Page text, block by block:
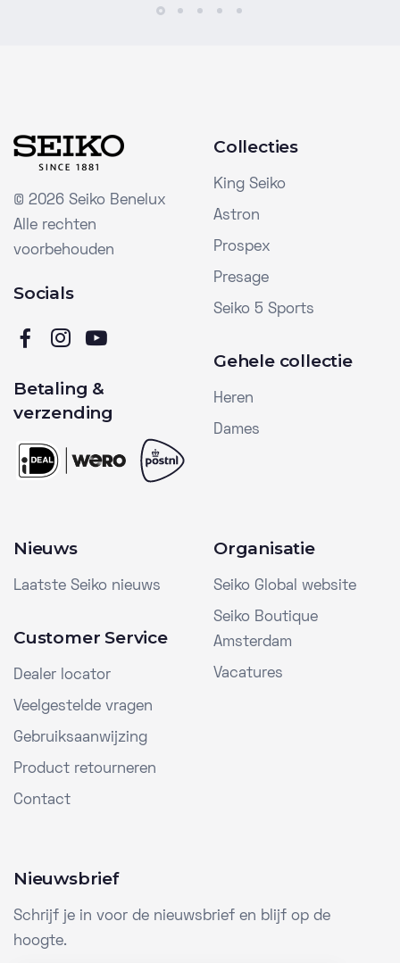
© 2026 Seiko Benelux
Alle rechten
voorbehouden
Socials
Betaling &
verzending
Collecties
King Seiko
Astron
Prospex
Presage
Seiko 5 Sports
Gehele collectie
Heren
Dames
Nieuws
Laatste Seiko nieuws
Customer Service
Dealer locator
Veelgestelde vragen
Gebruiksaanwijzing
Product retourneren
Contact
Organisatie
Seiko Global website
Seiko Boutique
Amsterdam
Vacatures
Nieuwsbrief
Schrijf je in voor de nieuwsbrief en blijf op de
hoogte.